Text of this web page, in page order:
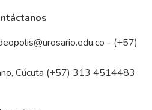
- (+57)
Cúcuta (+57) 313 4514483